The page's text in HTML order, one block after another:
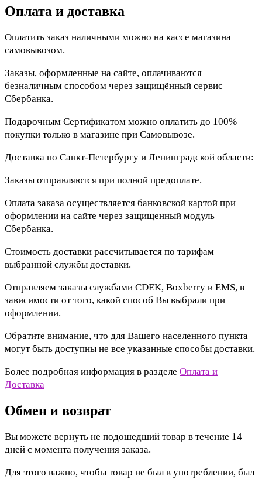
Оплата и доставка
Оплатить заказ наличными можно на кассе магазина
самовывозом.
Заказы, оформленные на сайте, оплачиваются
безналичным способом через защищённый сервис
Сбербанка.
Подарочным Сертификатом можно оплатить до 100%
покупки только в магазине при Самовывозе.
Доставка по Санкт-Петербургу и Ленинградской области:
Заказы отправляются при полной предоплате.
Оплата заказа осуществляется банковской картой при
оформлении на сайте через защищенный модуль
Сбербанка.
Стоимость доставки рассчитывается по тарифам
выбранной службы доставки.
Отправляем заказы службами CDEK, Boxberry и EMS, в
зависимости от того, какой способ Вы выбрали при
оформлении.
Обратите внимание, что для Вашего населенного пункта
могут быть доступны не все указанные способы доставки.
Более подробная информация в разделе Оплата и
Доставка
Обмен и возврат
Вы можете вернуть не подошедший товар в течение 14
дней с момента получения заказа.
Для этого важно, чтобы товар не был в употреблении, был